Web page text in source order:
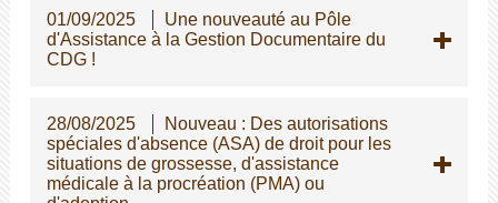
01/09/2025
Une nouveauté au Pôle
d'Assistance à la Gestion Documentaire du
CDG !
28/08/2025
Nouveau : Des autorisations
spéciales d'absence (ASA) de droit pour les
situations de grossesse, d'assistance
médicale à la procréation (PMA) ou